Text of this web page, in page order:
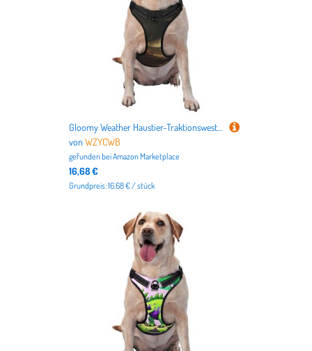
Gloomy Weather Haustier-Traktionsweste, bedruckt, klein, ideal für Spaziergänge mit dem Hund, Wandern, tägliche Reisen
vonWZYCWB
gefunden beiAmazon Marketplace
16,68 €
Grundpreis: 16.68 € / stück